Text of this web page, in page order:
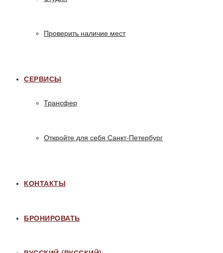
Проверить наличие мест
СЕРВИСЫ
Трансфер
Откройте для себя Санкт-Петербург
КОНТАКТЫ
БРОНИРОВАТЬ